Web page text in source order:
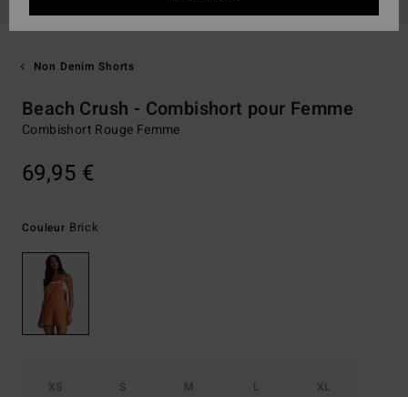
Non Denim Shorts
Beach Crush - Combishort pour Femme
Combishort Rouge Femme
69,95 €
Couleur Brick
XS S M L XL